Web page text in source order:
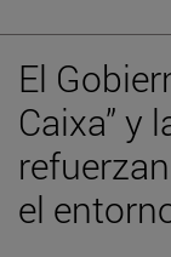
El
Caixa” y
el